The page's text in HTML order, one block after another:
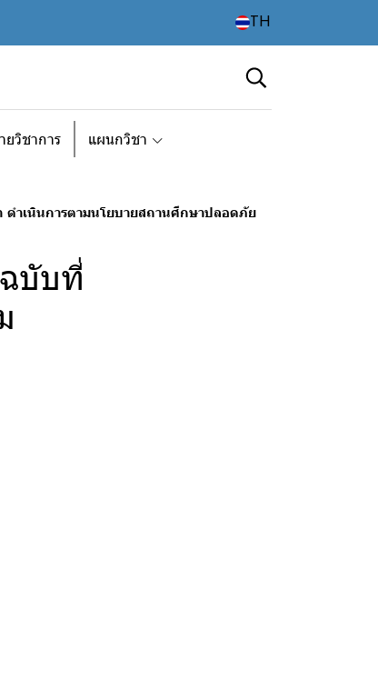
TH
ยวิชาการ แผนกวิชา
ดำเนินการตามนโยบายสถานศึกษาปลอดภัย
ฉบับที่